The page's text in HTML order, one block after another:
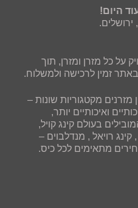
על כל מזרן ומזרן, תוך
זמין לרכישה ולמשלוח.
מזרנים מקטגוריות שונות –
ואיכותיים יותר,
בעולם קינג קויל,
רויאל , מנדלבוים –
מתאימים לכל כיס.